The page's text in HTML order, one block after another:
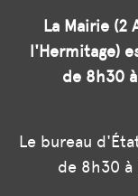
La Mairie (2
l'Hermitage)
de 8h30
Le bureau
de 8h30 à